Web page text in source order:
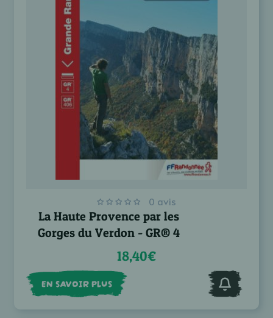
0 avis
La Haute Provence par les
Gorges du Verdon - GR® 4
18,40€
EN SAVOIR PLUS